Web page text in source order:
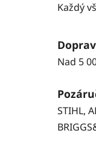
Každý
Nad 5
STIHL,